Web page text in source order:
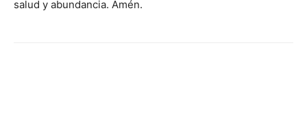
salud y abundancia. Amén.